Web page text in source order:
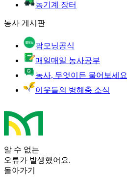
농기계 장터
농사 게시판
팜모닝공식
매일매일 농사공부
농사, 무엇이든 물어보세요
이웃들의 병해충 소식
알 수 없는
오류가 발생했어요.
돌아가기